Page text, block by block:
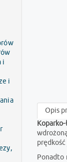
i
i
Opis
Koparko-
Ponadto